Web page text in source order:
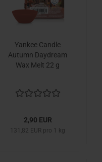
Yankee Candle
Autumn Daydream
Wax Melt 22 g
2,90 EUR
131,82 EUR pro 1 kg